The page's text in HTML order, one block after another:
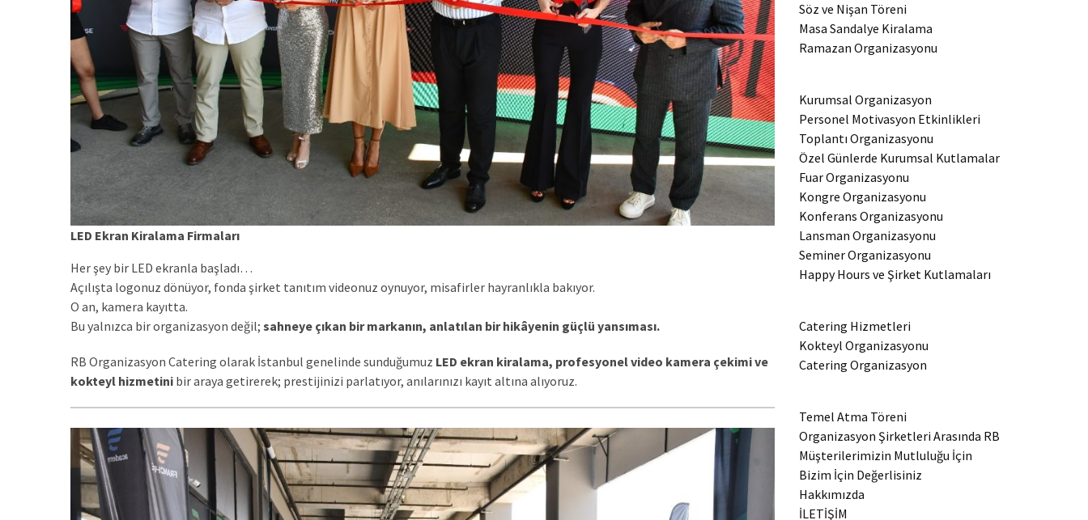
LED Ekran Kiralama Firmaları
Her şey bir LED ekranla başladı…
Açılışta logonuz dönüyor, fonda şirket tanıtım videonuz oynuyor, misafirler hayranlıkla bakıyor.
O an, kamera kayıtta.
Bu yalnızca bir organizasyon değil; sahneye çıkan bir markanın, anlatılan bir hikâyenin güçlü yansıması.
RB Organizasyon Catering olarak İstanbul genelinde sunduğumuz LED ekran kiralama, profesyonel video kamera çekimi ve
kokteyl hizmetini bir araya getirerek; prestijinizi parlatıyor, anılarınızı kayıt altına alıyoruz.
Söz ve Nişan Töreni
Masa Sandalye Kiralama
Ramazan Organizasyonu
Kurumsal Organizasyon
Personel Motivasyon Etkinlikleri
Toplantı Organizasyonu
Özel Günlerde Kurumsal Kutlamalar
Fuar Organizasyonu
Kongre Organizasyonu
Konferans Organizasyonu
Lansman Organizasyonu
Seminer Organizasyonu
Happy Hours ve Şirket Kutlamaları
Catering Hizmetleri
Kokteyl Organizasyonu
Catering Organizasyon
Temel Atma Töreni
Organizasyon Şirketleri Arasında RB
Müşterilerimizin Mutluluğu İçin
Bizim İçin Değerlisiniz
Hakkımızda
İLETİŞİM